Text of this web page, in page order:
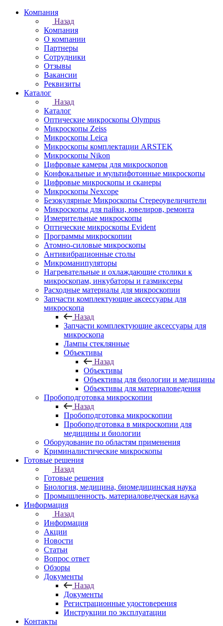
Компания
Назад
Компания
О компании
Партнеры
Сотрудники
Отзывы
Вакансии
Реквизиты
Каталог
Назад
Каталог
Оптические микроскопы Olympus
Микроскопы Zeiss
Микроскопы Leica
Микроскопы комплектации ARSTEK
Микроскопы Nikon
Цифровые камеры для микроскопов
Конфокальные и мультифотонные микроскопы
Цифровые микроскопы и сканеры
Микроскопы Nexcope
Безокулярные Микроскопы Стереоувеличители
Микроскопы для пайки, ювелиров, ремонта
Измерительные микроскопы
Оптические микроскопы Evident
Программы микроскопии
Атомно-силовые микроскопы
Антивибрационные столы
Микроманипуляторы
Нагревательные и охлаждающие столики к
микроскопам, инкубаторы и газмиксеры
Расходные материалы для микроскопии
Запчасти комплектующие аксессуары для
микроскопа
Назад
Запчасти комплектующие аксессуары для
микроскопа
Лампы стеклянные
Объективы
Назад
Объективы
Объективы для биологии и медицины
Объективы для материаловедения
Пробоподготовка микроскопии
Назад
Пробоподготовка микроскопии
Пробоподготовка в микроскопии для
медицины и биологии
Оборудование по областям применения
Криминалистические микроскопы
Готовые решения
Назад
Готовые решения
Биология, медицина, биомедицинская наука
Промышленность, материаловедческая наука
Информация
Назад
Информация
Акции
Новости
Статьи
Вопрос ответ
Обзоры
Документы
Назад
Документы
Регистрационные удостоверения
Инструкции по эксплуатации
Контакты